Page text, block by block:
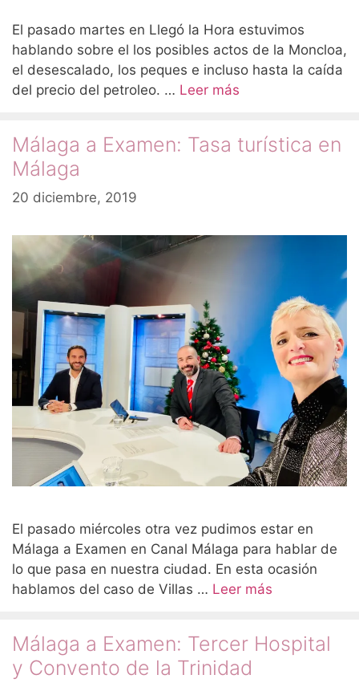
El pasado martes en Llegó la Hora estuvimos
hablando sobre el los posibles actos de la Moncloa,
el desescalado, los peques e incluso hasta la caída
del precio del petroleo. … Leer más
Málaga a Examen: Tasa turística en
Málaga
20 diciembre, 2019
El pasado miércoles otra vez pudimos estar en
Málaga a Examen en Canal Málaga para hablar de
lo que pasa en nuestra ciudad. En esta ocasión
hablamos del caso de Villas … Leer más
Málaga a Examen: Tercer Hospital
y Convento de la Trinidad